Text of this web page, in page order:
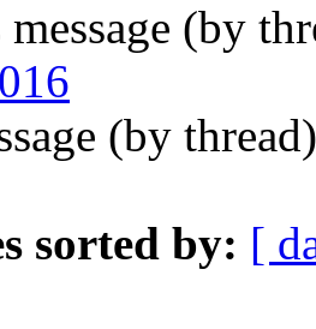
message (by
(by
sorted by: [